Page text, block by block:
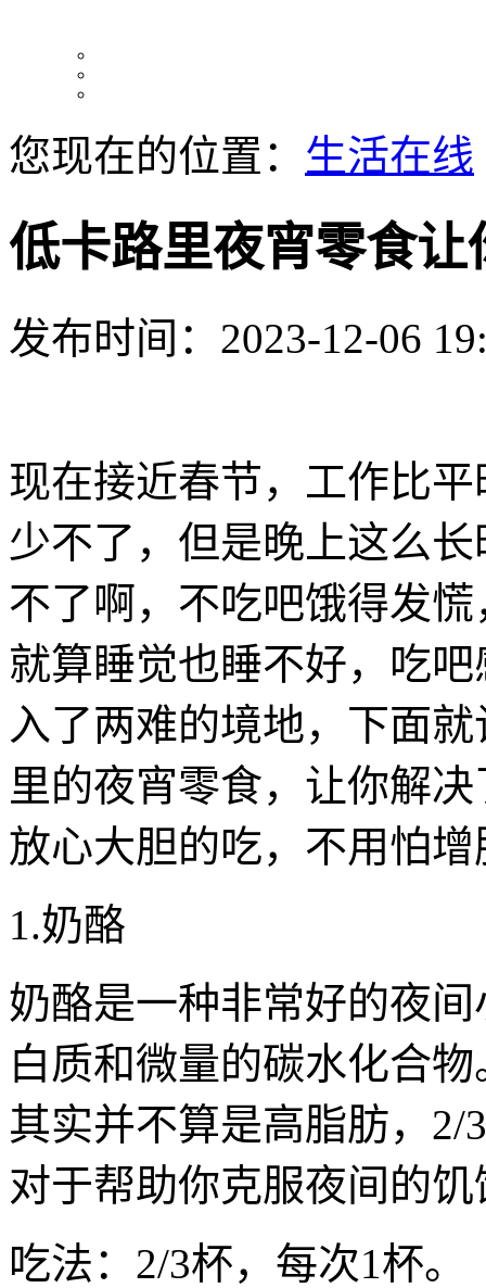
您现在的位置： 生活在线
低卡路里夜宵零食
发布时间：2023-12-06
现在接近春节，工作比
少不了，但是晚上这么
不了啊，不吃吧饿得发
就算睡觉也睡不好，吃
入了两难的境地，下面
里的夜宵零食，让你解
放心大胆的吃，不用怕
1.奶酪
奶酪是一种非常好的夜
白质和微量的碳水化合
其实并不算是高脂肪，2/
对于帮助你克服夜间的
吃法：2/3杯，每次1杯。